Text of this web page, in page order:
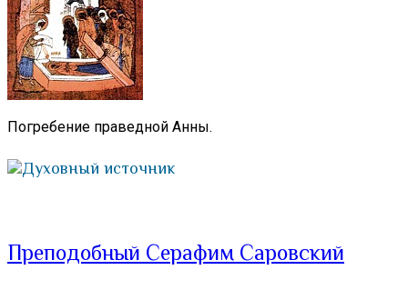
Погребение праведной Анны.
Духовный источник
Преподобный Серафим Саровский